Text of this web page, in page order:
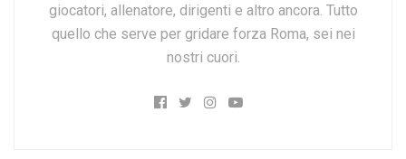
giocatori, allenatore, dirigenti e altro ancora. Tutto
quello che serve per gridare forza Roma, sei nei
nostri cuori.